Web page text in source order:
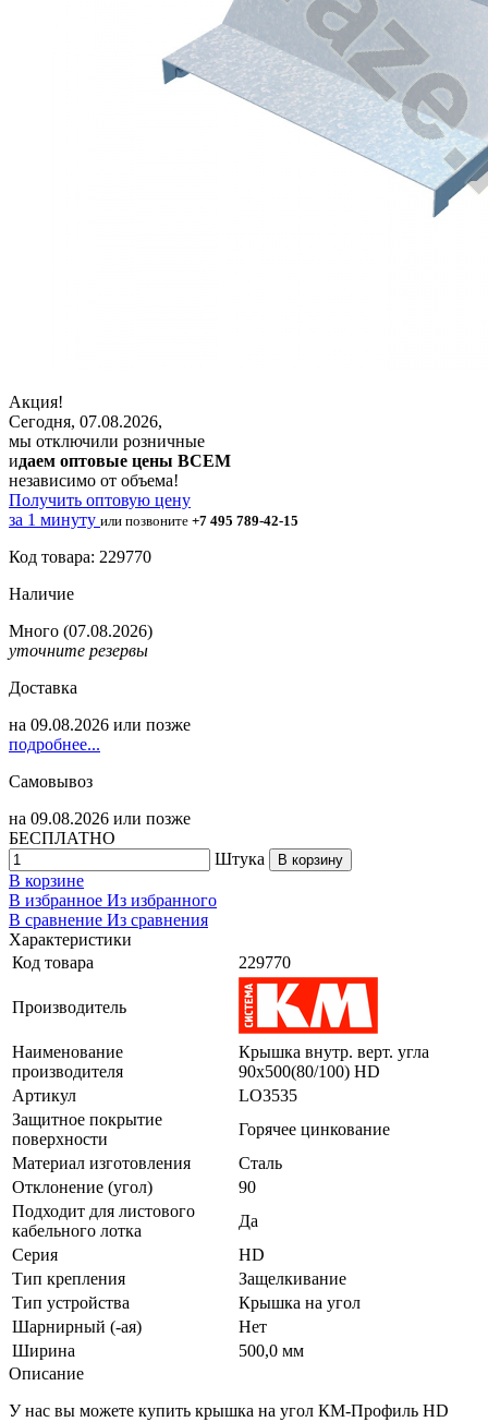
Акция!
Сегодня, 07.08.2026,
мы отключили розничные
идаем оптовые цены ВСЕМ
независимо от объема!
Получить оптовую цену
за 1 минуту или позвоните +7 495 789-42-15
Код товара: 229770
Наличие
Много (07.08.2026)
уточните резервы
Доставка
на 09.08.2026 или позже
подробнее...
Самовывоз
на 09.08.2026 или позже
БЕСПЛАТНО
Штука
В корзину
В корзине
В избранное Из избранного
В сравнение Из сравнения
Характеристики
Код товара
229770
Производитель
Наименование
производителя
Крышка внутр. верт. угла
90х500(80/100) HD
Артикул
LO3535
Защитное покрытие
поверхности
Горячее цинкование
Материал изготовления
Сталь
Отклонение (угол)
90
Подходит для листового
кабельного лотка
Да
Серия
HD
Тип крепления
Защелкивание
Тип устройства
Крышка на угол
Шарнирный (-ая)
Нет
Ширина
500,0 мм
Описание
У нас вы можете купить крышка на угол КМ-Профиль HD